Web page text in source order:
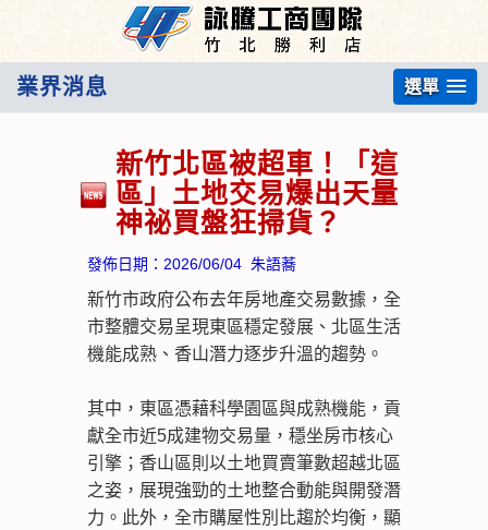
業界消息 選單
新竹北區被超車！「這
區」土地交易爆出天量
神祕買盤狂掃貨？
發佈日期： 2026/06/04 朱語蕎
新竹市政府公布去年房地產交易數據，全
市整體交易呈現東區穩定發展、北區生活
機能成熟、香山潛力逐步升溫的趨勢。
其中，東區憑藉科學園區與成熟機能，貢
獻全市近5成建物交易量，穩坐房市核心
引擎；香山區則以土地買賣筆數超越北區
之姿，展現強勁的土地整合動能與開發潛
力。此外，全市購屋性別比趨於均衡，顯